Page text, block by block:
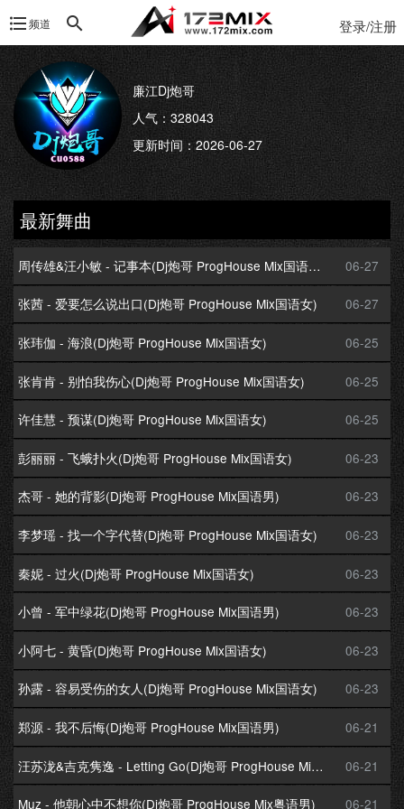
频道 登录/注册
廉江Dj炮哥
人气：328043
更新时间：2026-06-27
最新舞曲
周传雄&汪小敏 - 记事本(Dj炮哥 ProgHouse Mix国语合唱) 06-27
张茜 - 爱要怎么说出口(Dj炮哥 ProgHouse Mix国语女) 06-27
张玮伽 - 海浪(Dj炮哥 ProgHouse Mix国语女) 06-25
张肯肯 - 别怕我伤心(Dj炮哥 ProgHouse Mix国语女) 06-25
许佳慧 - 预谋(Dj炮哥 ProgHouse Mix国语女) 06-25
彭丽丽 - 飞蛾扑火(Dj炮哥 ProgHouse Mix国语女) 06-23
杰哥 - 她的背影(Dj炮哥 ProgHouse Mix国语男) 06-23
李梦瑶 - 找一个字代替(Dj炮哥 ProgHouse Mix国语女) 06-23
秦妮 - 过火(Dj炮哥 ProgHouse Mix国语女) 06-23
小曾 - 军中绿花(Dj炮哥 ProgHouse Mix国语男) 06-23
小阿七 - 黄昏(Dj炮哥 ProgHouse Mix国语女) 06-23
孙露 - 容易受伤的女人(Dj炮哥 ProgHouse Mix国语女) 06-23
郑源 - 我不后悔(Dj炮哥 ProgHouse Mix国语男) 06-21
汪苏泷&吉克隽逸 - Letting Go(Dj炮哥 ProgHouse Mix国语男) 06-21
Muz - 他朝心中不想你(Dj炮哥 ProgHouse Mix粤语男) 06-21